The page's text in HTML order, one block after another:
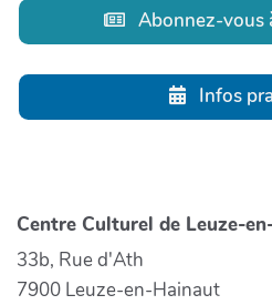
Abonnez-vous
Infos
Centre Culturel de Leuze-
33b, Rue d'Ath
7900 Leuze-en-Hainaut